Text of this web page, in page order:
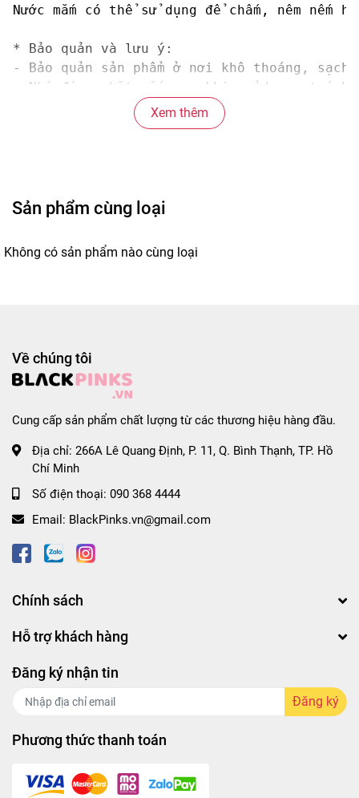
Nước mắm có thể sử dụng để chấm, nêm
* Bảo quản và lưu ý:
- Bảo quản sản phẩm ở nơi khô thoáng,
- Nhớ đóng chặt nắp sau khi sử dụng,
- Lưu ý, không sử dụng khi sản phẩm có
- Sản xuất tại: Việt Nam
- Hạn sử dụng: 18 tháng từ ngày sản xuất.
#nuocmam #nuocmamcotnhi
Xem thêm
Sản phẩm cùng loại
Không có sản phẩm nào cùng loại
Về chúng tôi
Cung cấp sản phẩm chất lượng từ các thương hiệu hàng đầu.
Địa chỉ: 266A Lê Quang Định, P. 11, Q. Bình Thạnh, TP. Hồ
Chí Minh
Số điện thoại: 090 368 4444
Email: BlackPinks.vn@gmail.com
Chính sách
Hỗ trợ khách hàng
Đăng ký nhận tin
Đăng ký
Phương thức thanh toán